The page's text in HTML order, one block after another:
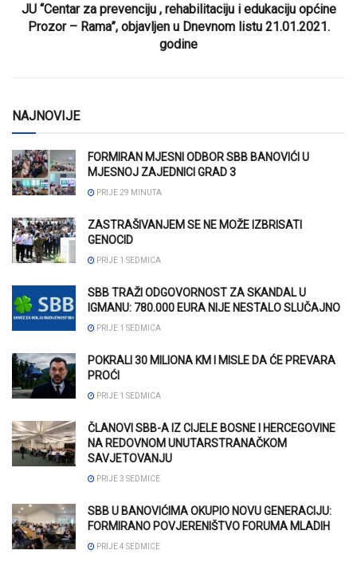
JU “Centar za prevenciju , rehabilitaciju i edukaciju općine
Prozor – Rama”, objavljen u Dnevnom listu 21.01.2021.
godine
NAJNOVIJE
FORMIRAN MJESNI ODBOR SBB BANOVIĆI U
MJESNOJ ZAJEDNICI GRAD 3
PRIJE 29 MINUTA
ZASTRAŠIVANJEM SE NE MOŽE IZBRISATI
GENOCID
PRIJE 1 SEDMICA
SBB TRAŽI ODGOVORNOST ZA SKANDAL U
IGMANU: 780.000 EURA NIJE NESTALO SLUČAJNO
PRIJE 1 SEDMICA
POKRALI 30 MILIONA KM I MISLE DA ĆE PREVARA
PROĆI
PRIJE 1 SEDMICA
ČLANOVI SBB-A IZ CIJELE BOSNE I HERCEGOVINE
NA REDOVNOM UNUTARSTRANAČKOM
SAVJETOVANJU
PRIJE 3 SEDMICE
SBB U BANOVIĆIMA OKUPIO NOVU GENERACIJU:
FORMIRANO POVJERENIŠTVO FORUMA MLADIH
PRIJE 4 SEDMICE